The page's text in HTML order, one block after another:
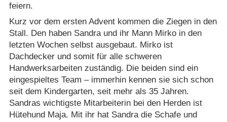
feiern.
Kurz vor dem ersten Advent kommen die Ziegen in den
Stall. Den haben Sandra und ihr Mann Mirko in den
letzten Wochen selbst ausgebaut. Mirko ist
Dachdecker und somit für alle schweren
Handwerksarbeiten zuständig. Die beiden sind ein
eingespieltes Team – immerhin kennen sie sich schon
seit dem Kindergarten, seit mehr als 35 Jahren.
Sandras wichtigste Mitarbeiterin bei den Herden ist
Hütehund Maja. Mit ihr hat Sandra die Schafe und